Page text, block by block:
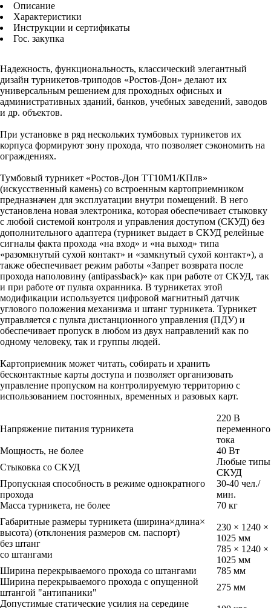
Описание
Характеристики
Инструкции и сертификаты
Гос. закупка
Надежность, функциональность, классический элегантный
дизайн турникетов-триподов «Ростов-Дон» делают их
универсальным решением для проходных офисных и
административных зданий, банков, учебных заведений, заводов
и др. объектов.
При установке в ряд нескольких тумбовых турникетов их
корпуса формируют зону прохода, что позволяет сэкономить на
ограждениях.
Тумбовый турникет «Ростов-Дон ТТ10М1/КПлв»
(искусственный камень) со встроенным картоприемником
предназначен для эксплуатации внутри помещений. В него
установлена новая электроника, которая обеспечивает стыковку
с любой системой контроля и управления доступом (СКУД) без
дополнительного адаптера (турникет выдает в СКУД релейные
сигналы факта прохода «на вход» и «на выход» типа
«разомкнутый сухой контакт» и «замкнутый сухой контакт»), а
также обеспечивает режим работы «Запрет возврата после
прохода наполовину (antipassback)» как при работе от СКУД, так
и при работе от пульта охранника. В турникетах этой
модификации используется цифровой магнитный датчик
углового положения механизма и штанг турникета. Турникет
управляется с пульта дистанционного управления (ПДУ) и
обеспечивает пропуск в любом из двух направлений как по
одному человеку, так и группы людей.
Картоприемник может читать, собирать и хранить
бесконтактные карты доступа и позволяет организовать
управление пропуском на контролируемую территорию с
использованием постоянных, временных и разовых карт.
Напряжение питания турникета
220 В
переменного
тока
Мощность, не более
40 Вт
Стыковка со СКУД
Любые типы
СКУД
Пропускная способность в режиме однократного
прохода
30-40 чел./
мин.
Масса турникета, не более
70 кг
Габаритные размеры турникета (ширина×длина×
высота) (отклонения размеров см. паспорт)
без штанг
со штангами
230 × 1240 ×
1025 мм
785 × 1240 ×
1025 мм
Ширина перекрываемого прохода со штангами
785 мм
Ширина перекрываемого прохода с опущенной
штангой "антипаники"
275 мм
Допустимые статические усилия на середине